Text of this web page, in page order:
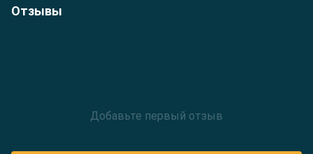
Отзывы
Добавьте первый отзыв